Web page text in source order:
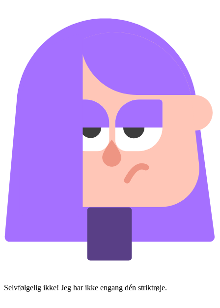
Selvfølgelig ikke! Jeg har ikke engang dén striktrøje.